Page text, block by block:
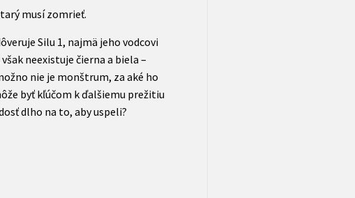
musí zomrieť.
Silu 1, najmä jeho vodcovi
neexistuje čierna a biela –
nie je monštrum, za aké ho
byť kľúčom k ďalšiemu prežitiu
dlho na to, aby uspeli?